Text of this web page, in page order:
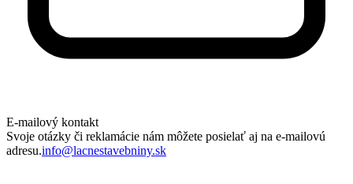
E-mailový kontakt
Svoje otázky či reklamácie nám môžete posielať aj na e-mailovú
adresu.info@lacnestavebniny.sk